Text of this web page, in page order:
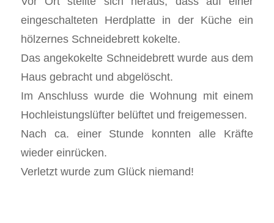
eingeschalteten Herdplatte in der Küche ein
hölzernes Schneidebrett kokelte.
Das angekokelte Schneidebrett wurde aus dem
Haus gebracht und abgelöscht.
Im Anschluss wurde die Wohnung mit einem
Hochleistungslüfter belüftet und freigemessen.
Nach ca. einer Stunde konnten alle Kräfte
wieder einrücken.
Verletzt wurde zum Glück niemand!